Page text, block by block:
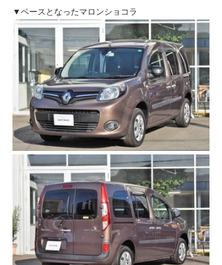
▼ベースとなったマロンショコラ